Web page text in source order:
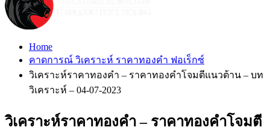
Home
คาดการณ์ วิเคราะห์ ราคาทองคำ ฟอเร็กซ์
วิเคราะห์ราคาทองคำ – ราคาทองคำโจมตีแนวต้าน – บท
วิเคราะห์ – 04-07-2023
วิเคราะห์ราคาทองคำ – ราคาทองคำโจมตี